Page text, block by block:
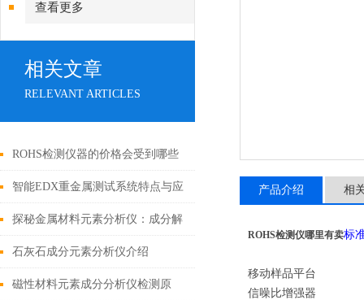
查看更多
相关文章
RELEVANT ARTICLES
ROHS检测仪器的价格会受到哪些
因素的影响
智能EDX重金属测试系统特点与应
用
探秘金属材料元素分析仪：成分解
析与工业质量控制的核心枢纽
石灰石成分元素分析仪介绍
磁性材料元素成分分析仪检测原
产品介绍 相
ROHS检测仪哪里有卖标
移动样品平台
信噪比增强器